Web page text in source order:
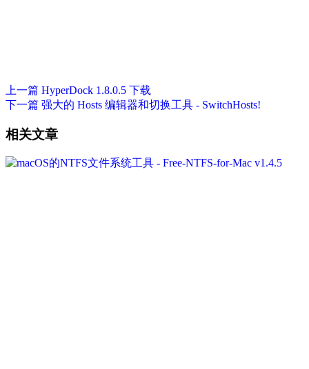
上一篇 HyperDock 1.8.0.5 下载
下一篇 强大的 Hosts 编辑器和切换工具 - SwitchHosts!
相关文章